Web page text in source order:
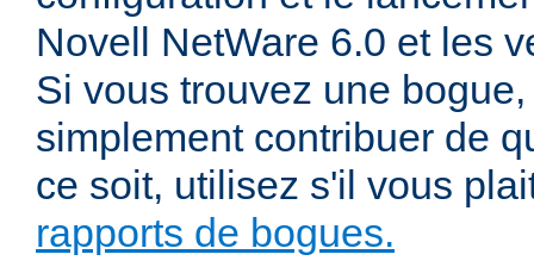
Novell NetWare 6.0 et les
Si vous trouvez une
simplement contribuer de
ce soit, utilisez s'il vous
rapports de bogues.